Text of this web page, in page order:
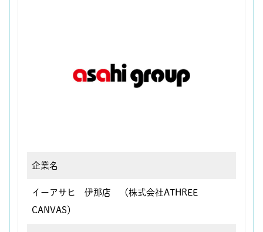
企業名
イーアサヒ 伊那店 （株式会社ATHREE
CANVAS）